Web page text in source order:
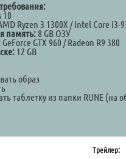
10
Ryzen 3 1300X / Intel Core i3-
память:8 GB ОЗУ
GeForce GTX 960 / Radeon R9 380
12 GB
образ
таблетку из папки RUNE (на
Трейлер: